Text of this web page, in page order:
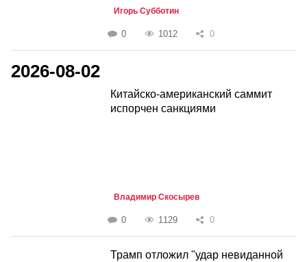
Игорь Субботин
0 1012 0
2026-08-02
Китайско-американский саммит
испорчен санкциями
Владимир Скосырев
0 1129 0
Трамп отложил "удар невиданной